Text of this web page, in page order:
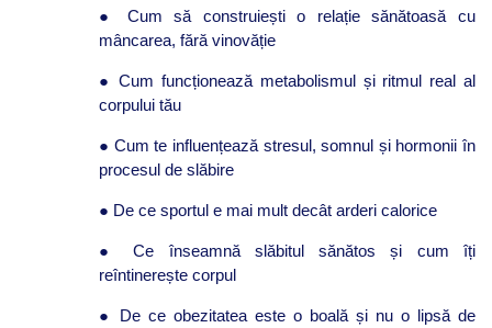
● Cum să construiești o relație sănătoasă cu
mâncarea, fără vinovăție
● Cum funcționează metabolismul și ritmul real al
corpului tău
● Cum te influențează stresul, somnul și hormonii în
procesul de slăbire
● De ce sportul e mai mult decât arderi calorice
● Ce înseamnă slăbitul sănătos și cum îți
reîntinerește corpul
● De ce obezitatea este o boală și nu o lipsă de